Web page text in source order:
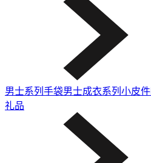
男士系列 手袋男士成衣系列 小皮件
礼品